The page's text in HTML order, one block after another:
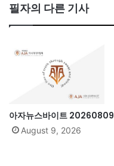
필자의 다른 기사
아자뉴스바이트 20260809
August 9, 2026